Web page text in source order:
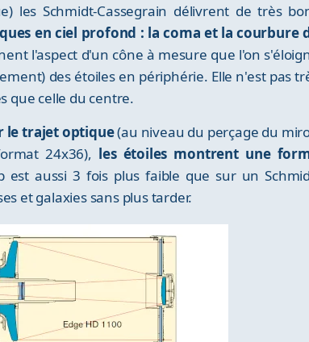
les Schmidt-Cassegrain délivrent de très
en ciel profond : la coma et la courbure
l'aspect d'un cône à mesure que l'on
des étoiles en périphérie. Elle n'est pas
que celle du centre.
le trajet optique(au niveau du perçage du
24x36), les étoiles montrent une
est aussi 3 fois plus faible que sur un
et galaxies sans plus tarder.